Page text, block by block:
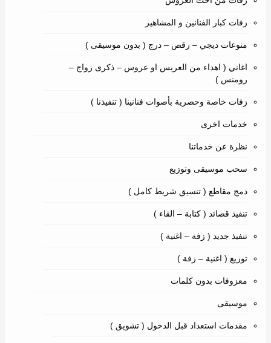
زفات كبار الفنانين و المشاهير
منوعات ديجي – رقص – درج ( بدون موسيقى )
اغاني ( اهداء من العريس او عروس – ذكرى زواج –
رومنس )
زفات خاصة وحصرية بأصوات فنانينا ( تنفيذنا )
خدمات اخرى
نظرة عن خدماتنا
سحب موسيقى وتوزيع
دمج مقاطع ( تنسيق شريط كامل )
تنفيذ قصائد ( كتابة – القاء )
تنفيذ جديد ( زفة – اغنية )
توزيع ( اغنية – زفة )
معزوفات بدون كلمات
موسيقى
مقدمات استعداد قبل الدخول ( تشويق )